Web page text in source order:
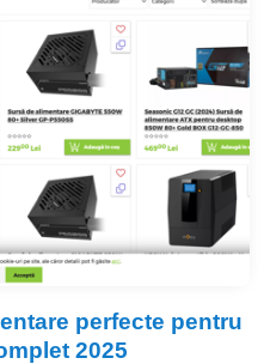
perfecte pentru
2025